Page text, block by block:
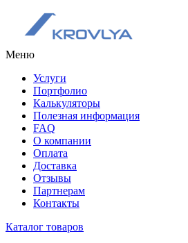
Меню
Услуги
Портфолио
Калькуляторы
Полезная информация
FAQ
О компании
Оплата
Доставка
Отзывы
Партнерам
Контакты
Каталог товаров